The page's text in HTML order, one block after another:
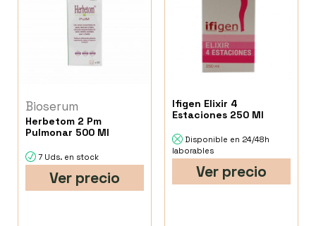
Bioserum
Herbetom 2 Pm
Pulmonar 500 Ml
7 Uds. en stock
Ver precio
Ifigen Elixir 4
Estaciones 250 Ml
Disponible en 24/48h
laborables
Ver precio